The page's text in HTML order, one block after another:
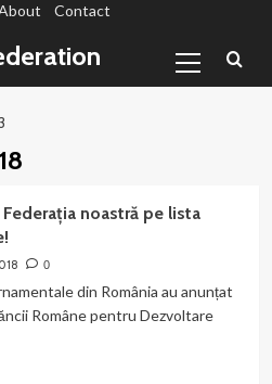
Contact
Menu
Federația noastră pe lista
0
din România au anunțat
Române pentru Dezvoltare